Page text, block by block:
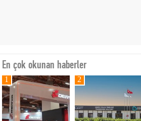
En çok okunan haberler
1 2